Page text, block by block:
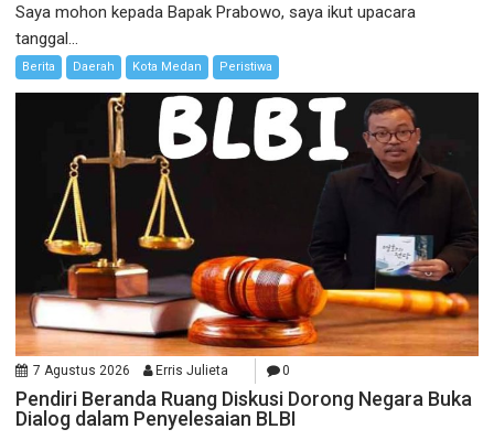
Saya mohon kepada Bapak Prabowo, saya ikut upacara
tanggal...
Berita Daerah Kota Medan Peristiwa
7 Agustus 2026 Erris Julieta 0
Pendiri Beranda Ruang Diskusi Dorong Negara Buka
Dialog dalam Penyelesaian BLBI